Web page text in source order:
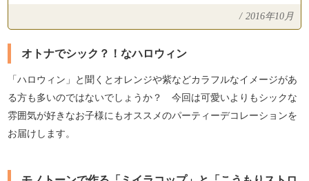
/ 2016年10月
オトナでシック？！なハロウィン
「ハロウィン」と聞くとオレンジや紫などカラフルなイメージがあ
る方も多いのではないでしょうか？ 今回は可愛いよりもシックな
雰囲気が好きなお子様にもオススメのパーティーデコレーションを
お届けします。